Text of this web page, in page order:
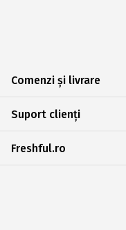
Comenzi și livrare
Suport clienți
Freshful.ro